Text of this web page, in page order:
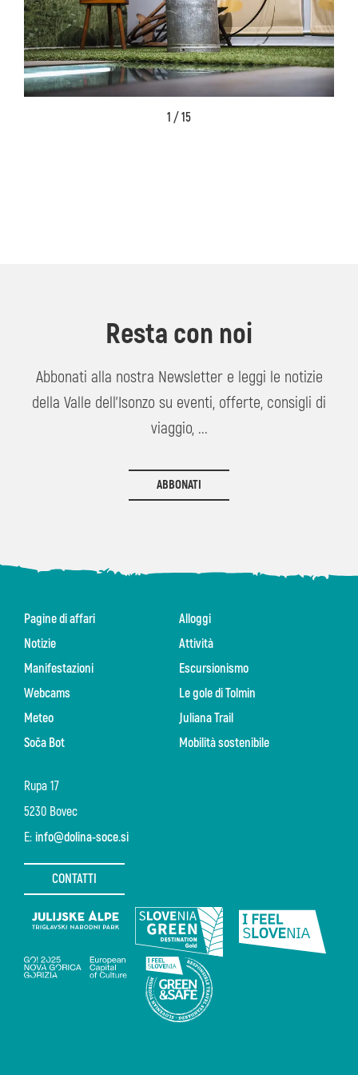
1 / 15
Resta con noi
Abbonati alla nostra Newsletter e leggi le notizie
della Valle dell'Isonzo su eventi, offerte, consigli di
viaggio, ...
ABBONATI
Rupa 17
5230 Bovec
E: info@dolina-soce.si
CONTATTI
Pagine di affari
Notizie
Manifestazioni
Webcams
Meteo
Soča Bot
Alloggi
Attività
Escursionismo
Le gole di Tolmin
Juliana Trail
Mobilità sostenibile